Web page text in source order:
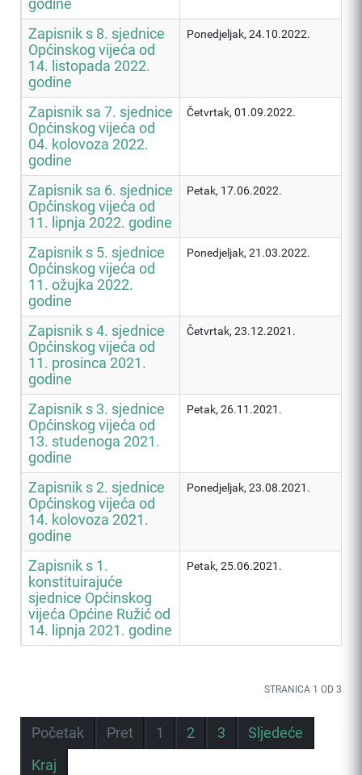
godine
Zapisnik s 8. sjednice
Općinskog vijeća od
14. listopada 2022.
godine
Ponedjeljak, 24.10.2022.
Zapisnik sa 7. sjednice
Općinskog vijeća od
04. kolovoza 2022.
godine
Četvrtak, 01.09.2022.
Zapisnik sa 6. sjednice
Općinskog vijeća od
11. lipnja 2022. godine
Petak, 17.06.2022.
Zapisnik s 5. sjednice
Općinskog vijeća od
11. ožujka 2022.
godine
Ponedjeljak, 21.03.2022.
Zapisnik s 4. sjednice
Općinskog vijeća od
11. prosinca 2021.
godine
Četvrtak, 23.12.2021.
Zapisnik s 3. sjednice
Općinskog vijeća od
13. studenoga 2021.
godine
Petak, 26.11.2021.
Zapisnik s 2. sjednice
Općinskog vijeća od
14. kolovoza 2021.
godine
Ponedjeljak, 23.08.2021.
Zapisnik s 1.
konstituirajuće
sjednice Općinskog
vijeća Općine Ružić od
14. lipnja 2021. godine
Petak, 25.06.2021.
STRANICA 1 OD 3
Početak Pret 1 2 3
Sljedeće
Kraj